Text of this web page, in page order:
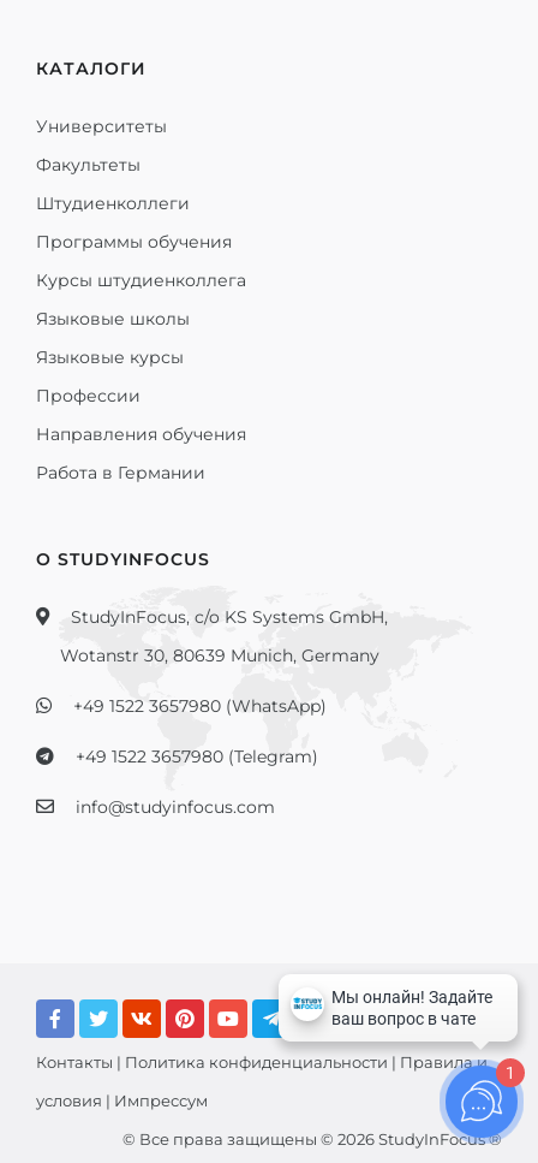
КАТАЛОГИ
Университеты
Факультеты
Штудиенколлеги
Программы обучения
Курсы штудиенколлега
Языковые школы
Языковые курсы
Профессии
Направления обучения
Работа в Германии
О STUDYINFOCUS
StudyInFocus, c/o KS Systems GmbH,
Wotanstr 30, 80639 Munich, Germany
+49 1522 3657980 (WhatsApp)
+49 1522 3657980 (Telegram)
info@studyinfocus.com
Контакты | Политика конфиденциальности | Правила и
условия | Импрессум
© Все права защищены © 2026 StudyInFocus ®
1